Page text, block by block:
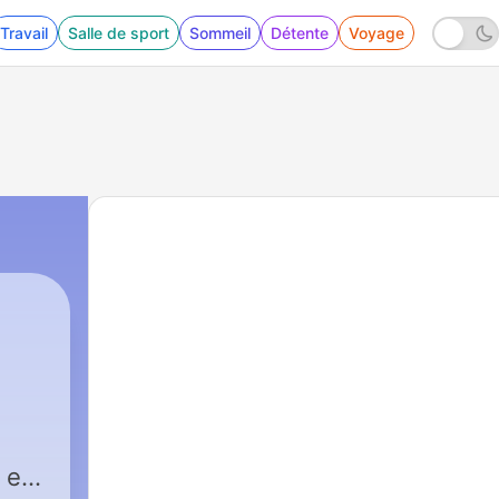
Travail Salle de sport Sommeil Détente Voyage
et